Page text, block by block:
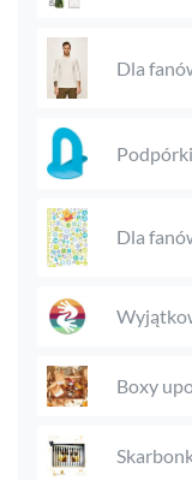
Dla
Dla
Boxy